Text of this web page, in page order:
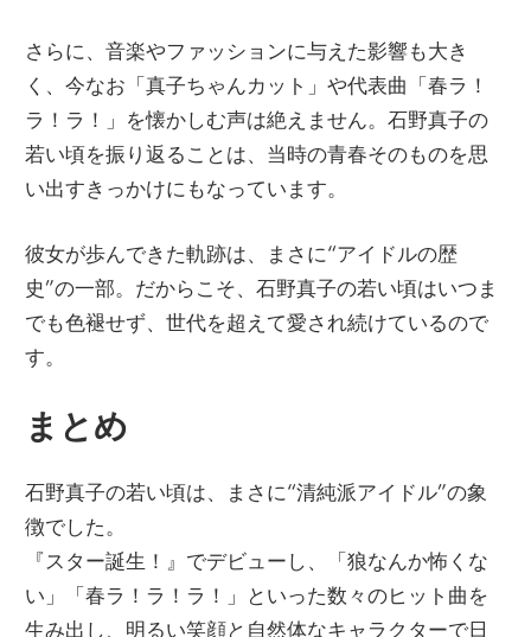
さらに、音楽やファッションに与えた影響も大き
く、今なお「真子ちゃんカット」や代表曲「春ラ！
ラ！ラ！」を懐かしむ声は絶えません。石野真子の
若い頃を振り返ることは、当時の青春そのものを思
い出すきっかけにもなっています。
彼女が歩んできた軌跡は、まさに“アイドルの歴
史”の一部。だからこそ、石野真子の若い頃はいつま
でも色褪せず、世代を超えて愛され続けているので
す。
まとめ
石野真子の若い頃は、まさに“清純派アイドル”の象
徴でした。
『スター誕生！』でデビューし、「狼なんか怖くな
い」「春ラ！ラ！ラ！」といった数々のヒット曲を
生み出し、明るい笑顔と自然体なキャラクターで日